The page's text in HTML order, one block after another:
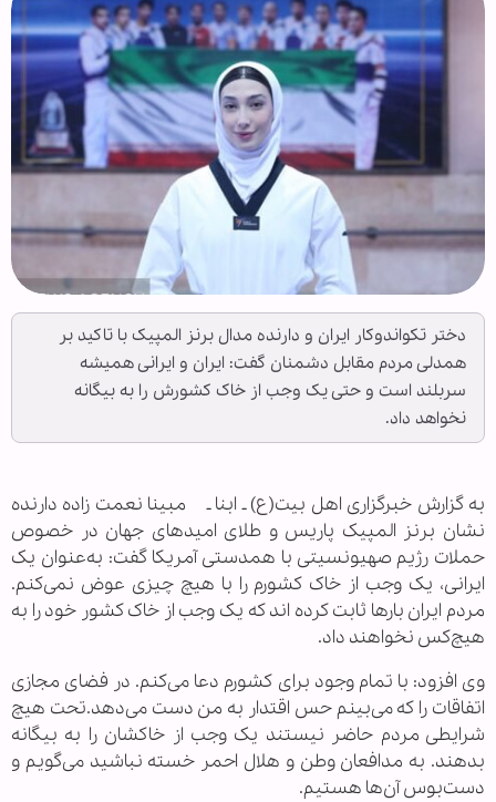
دختر تکواندوکار ایران و دارنده مدال برنز المپیک با تاکید بر
همدلی مردم مقابل دشمنان گفت: ایران و ایرانی همیشه
سربلند است و حتی یک وجب از خاک کشورش را به بیگانه
نخواهد داد.
به گزارش خبرگزاری اهل بیت(ع) ـ ابنا ـ مبینا نعمت زاده دارنده
نشان برنز المپیک پاریس و طلای امیدهای جهان در خصوص
حملات رژیم صهیونسیتی با همدستی آمریکا گفت: به‌عنوان یک
ایرانی، یک وجب از خاک کشورم را با هیچ چیزی عوض نمی‌کنم.
مردم ایران بارها ثابت کرده اند که یک وجب از خاک کشور خود را به
هیچ‌کس نخواهند داد.
وی افزود: با تمام وجود برای کشورم دعا می‌کنم. در فضای مجازی
اتفاقات را که می‌بینم حس اقتدار به من دست می‌دهد.تحت هیچ
شرایطی مردم حاضر نیستند یک وجب از خاکشان را به بیگانه
بدهند. به مدافعان وطن و هلال احمر خسته نباشید می‌گویم و
دست‌بوس آن‌ها هستیم.